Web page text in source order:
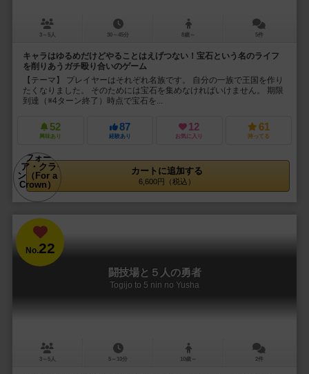
3～5人 30～45分 8歳～ 5件
キャラはゆるめだけどやることはえげつない！宝石という名のライフ
を削りあうガチ殴り合いのゲーム
【テーマ】 プレイヤーはそれぞれ名族です。 自分の一族で王国を作り
たくなりました。 そのためには宝石を集めなければいけません。 期限
到達（※4ターン終了）時点で宝石を...
52
興味あり
87
経験あり
12
お気に入り
61
持ってる
カートに追加する
6,600円（税込）
No.22
闘技場と５人の勇者
Togijo to 5 nin no Yusha
3～5人 5～10分 10歳～ 2件